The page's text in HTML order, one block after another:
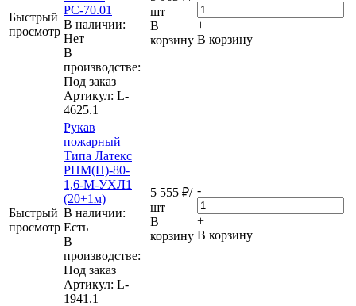
Быстрый
просмотр
РС-70.01
В наличии:
Нет
В
производстве:
Под заказ
Артикул: L-
4625.1
шт
В
корзину
+
В корзину
Быстрый
просмотр
Рукав
пожарный
Типа Латекс
РПМ(П)-80-
1,6-М-УХЛ1
(20+1м)
В наличии:
Eсть
В
производстве:
Под заказ
Артикул: L-
1941.1
5 555 ₽/
шт
В
корзину
-
+
В корзину